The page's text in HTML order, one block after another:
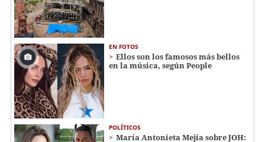
EN FOTOS
Ellos son los famosos más bellos
en la música, según People
POLÍTICOS
María Antonieta Mejía sobre JOH: